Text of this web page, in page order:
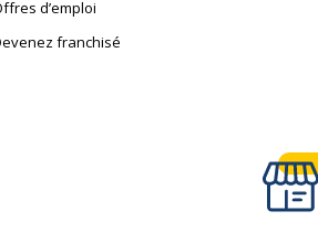
d’emploi
franchisé